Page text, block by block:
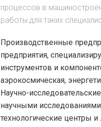
процессов в
работы для таких
Производственные
предприятия,
инструментов и
аэрокосмическая,
Научно-
научными
технологические центры